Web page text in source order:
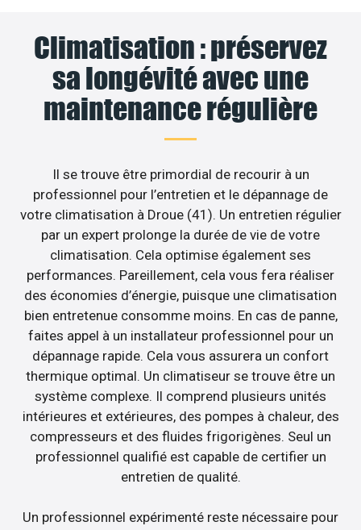
Climatisation : préservez
sa longévité avec une
maintenance régulière
Il se trouve être primordial de recourir à un
professionnel pour l’entretien et le dépannage de
votre climatisation à Droue (41). Un entretien régulier
par un expert prolonge la durée de vie de votre
climatisation. Cela optimise également ses
performances. Pareillement, cela vous fera réaliser
des économies d’énergie, puisque une climatisation
bien entretenue consomme moins. En cas de panne,
faites appel à un installateur professionnel pour un
dépannage rapide. Cela vous assurera un confort
thermique optimal. Un climatiseur se trouve être un
système complexe. Il comprend plusieurs unités
intérieures et extérieures, des pompes à chaleur, des
compresseurs et des fluides frigorigènes. Seul un
professionnel qualifié est capable de certifier un
entretien de qualité.
Un professionnel expérimenté reste nécessaire pour